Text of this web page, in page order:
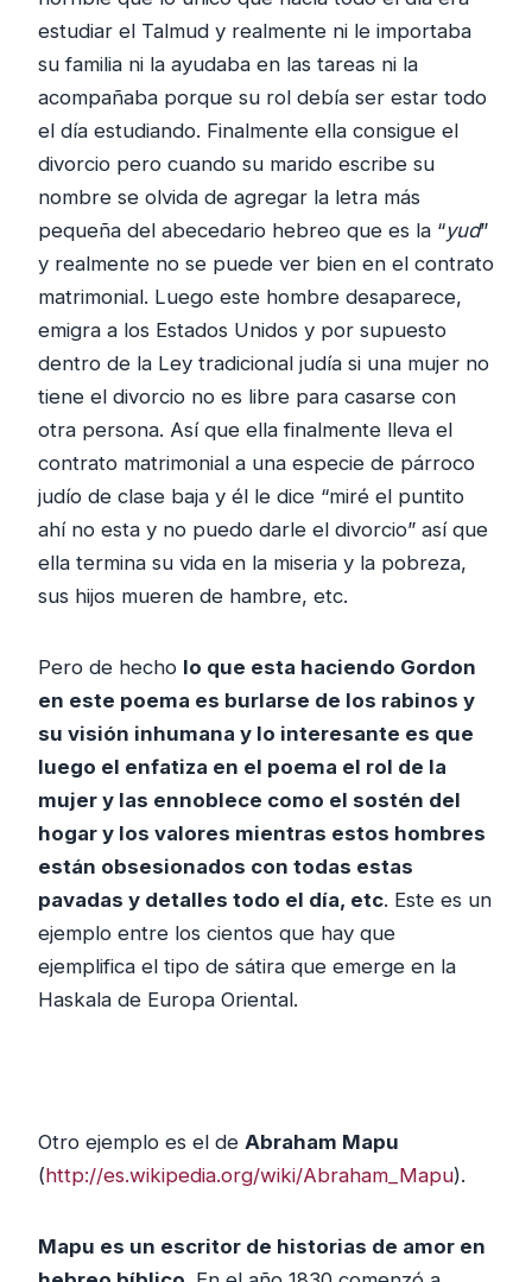
estudiar el Talmud y realmente ni le importaba
su familia ni la ayudaba en las tareas ni la
acompañaba porque su rol debía ser estar todo
el día estudiando. Finalmente ella consigue el
divorcio pero cuando su marido escribe su
nombre se olvida de agregar la letra más
pequeña del abecedario hebreo que es la “yud”
y realmente no se puede ver bien en el contrato
matrimonial. Luego este hombre desaparece,
emigra a los Estados Unidos y por supuesto
dentro de la Ley tradicional judía si una mujer no
tiene el divorcio no es libre para casarse con
otra persona. Así que ella finalmente lleva el
contrato matrimonial a una especie de párroco
judío de clase baja y él le dice “miré el puntito
ahí no esta y no puedo darle el divorcio” así que
ella termina su vida en la miseria y la pobreza,
sus hijos mueren de hambre, etc.
Pero de hecho lo que esta haciendo Gordon
en este poema es burlarse de los rabinos y
su visión inhumana y lo interesante es que
luego el enfatiza en el poema el rol de la
mujer y las ennoblece como el sostén del
hogar y los valores mientras estos hombres
están obsesionados con todas estas
pavadas y detalles todo el día, etc. Este es un
ejemplo entre los cientos que hay que
ejemplifica el tipo de sátira que emerge en la
Haskala de Europa Oriental.
Otro ejemplo es el de Abraham Mapu
(http://es.wikipedia.org/wiki/Abraham_Mapu).
Mapu es un escritor de historias de amor en